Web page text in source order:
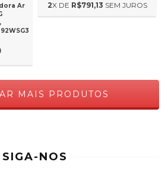
Ar
2X DE R$791,13 SEM JUROS
MAIS PRODUTOS
SIGA-NOS